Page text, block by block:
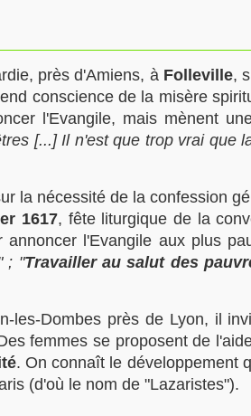
près d'Amiens, à Folleville,
conscience de la misère
l'Evangile, mais mènent
[...] Il n'est que trop vrai que
la nécessité de la confession
1617, fête liturgique de la
l'Evangile aux plus
; "Travailler au salut des
les-Dombes près de Lyon, il
femmes se proposent de
. On connaît le développement
(d'où le nom de "Lazaristes").